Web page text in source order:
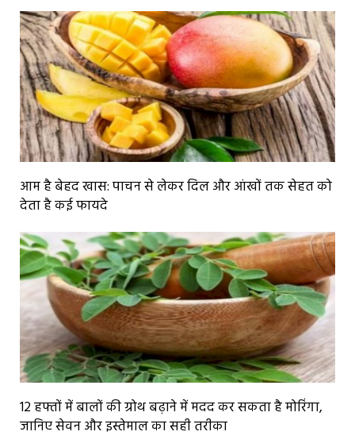
आम है बेहद खास: पाचन से लेकर दिल और आंखों तक सेहत को
देता है कई फायदे
12 हफ्तों में बालों की ग्रोथ बढ़ाने में मदद कर सकता है मोरिंगा,
जानिए सेवन और इस्तेमाल का सही तरीका